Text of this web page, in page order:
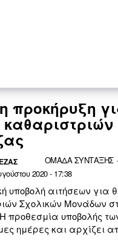
προκήρυξη
ΟΜΑΔΑ ΣΥΝΤΑΞΗΣ
2020 - 17:38
υποβολή αιτήσεων για
Σχολικών Μονάδων
προθεσμία υποβολής
ημέρες και αρχίζει